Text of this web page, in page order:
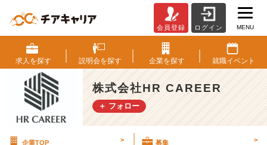
式
会
社
H
R
C
会員登録 ログイン MENU
求人を探す 説明会を探す 企業を探す 就職イベント
株式会社HR CAREER
＋ フォロー
企業TOP > 募集 >